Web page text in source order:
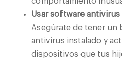
Usar software antivirus
Asegúrate de tener un
antivirus instalado y
dispositivos que tus